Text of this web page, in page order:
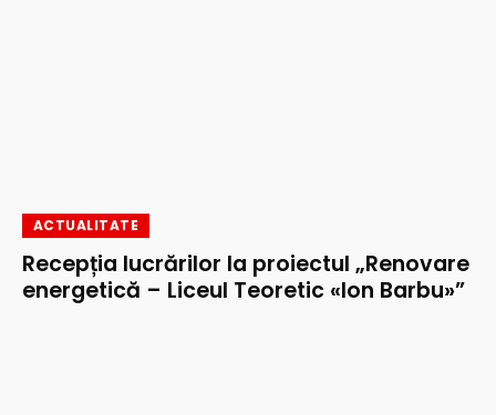
ACTUALITATE
Recepția lucrărilor la proiectul „Renovare
energetică – Liceul Teoretic «Ion Barbu»”